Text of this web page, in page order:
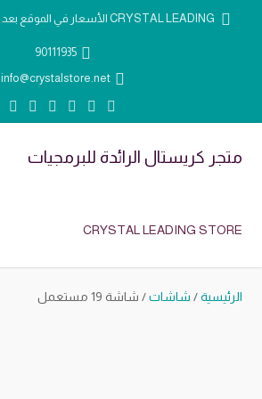
الأسعار في الموقع بعد خصم 50% مرحبا بكم في CRYSTAL LEADING
90111935
info@crystalstore.net
متجر كريستال الرائدة للبرمجيات
CRYSTAL LEADING STORE
الرئيسية/ شاشات/ شاشة 19 مستعمل